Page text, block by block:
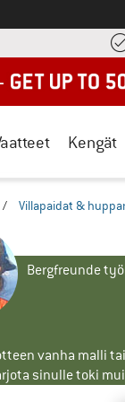
Kengät
/ Villapaidat &
Bergfreunde
vanha malli
sinulle toki